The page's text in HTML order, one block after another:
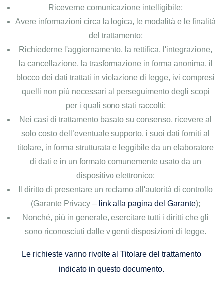
Riceverne comunicazione intelligibile;
Avere informazioni circa la logica, le modalità e le finalità
del trattamento;
Richiederne l'aggiornamento, la rettifica, l'integrazione,
la cancellazione, la trasformazione in forma anonima, il
blocco dei dati trattati in violazione di legge, ivi compresi
quelli non più necessari al perseguimento degli scopi
per i quali sono stati raccolti;
Nei casi di trattamento basato su consenso, ricevere al
solo costo dell’eventuale supporto, i suoi dati forniti al
titolare, in forma strutturata e leggibile da un elaboratore
di dati e in un formato comunemente usato da un
dispositivo elettronico;
Il diritto di presentare un reclamo all'autorità di controllo
(Garante Privacy – link alla pagina del Garante);
Nonché, più in generale, esercitare tutti i diritti che gli
sono riconosciuti dalle vigenti disposizioni di legge.
Le richieste vanno rivolte al Titolare del trattamento
indicato in questo documento.